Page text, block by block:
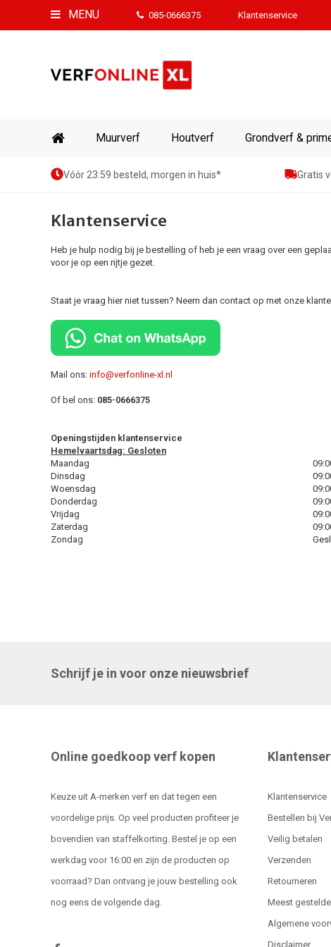
MENU 085-0666375 Klantenservice
Muurverf Houtverf Grondverf &
Vóór 23:59 besteld, morgen in huis* Gratis
Klantenservice
Heb je hulp nodig bij je bestelling of heb je een vraag over een
voor je op een rijtje gezet.
Staat je vraag hier niet tussen? Neem dan contact op met onze
Mail ons: info@verfonline-xl.nl
Of bel ons: 085-0666375
Openingstijden klantenservice
Hemelvaartsdag: Gesloten
Maandag
Dinsdag
Woensdag
Donderdag
Vrijdag
Zaterdag
Zondag
Schrijf je in voor onze nieuwsbrief
Online goedkoop verf kopen
Keuze uit A-merken verf en dat tegen een
voordelige prijs. Op veel producten profiteer je
bovendien van staffelkorting. Bestel je op een
werkdag voor 16:00 en zijn de producten op
voorraad? Dan ontvang je jouw bestelling ook
nog eens de volgende dag.
Klantenservice
Bestellen bij
Veilig betalen
Verzenden
Retourneren
Meest
Algemene
Disclaimer